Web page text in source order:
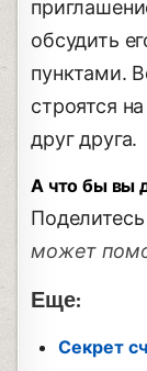
обсудить
пунктами.
строятся
друг друга.
А что бы вы
может
Еще:
Секрет